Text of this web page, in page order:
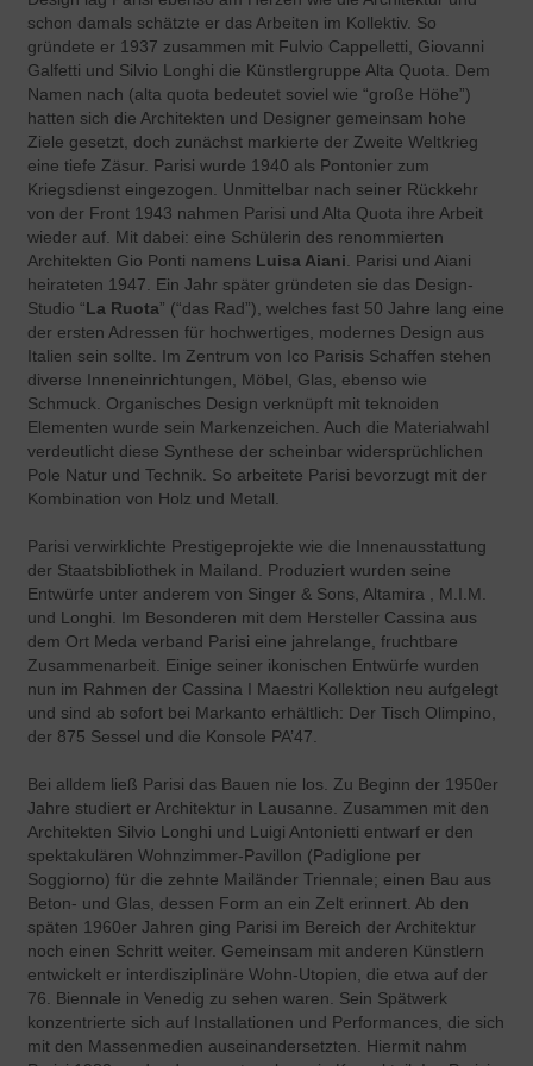
schon damals schätzte er das Arbeiten im Kollektiv. So
gründete er 1937 zusammen mit Fulvio Cappelletti, Giovanni
Galfetti und Silvio Longhi die Künstlergruppe Alta Quota. Dem
Namen nach (alta quota bedeutet soviel wie “große Höhe”)
hatten sich die Architekten und Designer gemeinsam hohe
Ziele gesetzt, doch zunächst markierte der Zweite Weltkrieg
eine tiefe Zäsur. Parisi wurde 1940 als Pontonier zum
Kriegsdienst eingezogen. Unmittelbar nach seiner Rückkehr
von der Front 1943 nahmen Parisi und Alta Quota ihre Arbeit
wieder auf. Mit dabei: eine Schülerin des renommierten
Architekten Gio Ponti namens Luisa Aiani. Parisi und Aiani
heirateten 1947. Ein Jahr später gründeten sie das Design-
Studio “La Ruota” (“das Rad”), welches fast 50 Jahre lang eine
der ersten Adressen für hochwertiges, modernes Design aus
Italien sein sollte. Im Zentrum von Ico Parisis Schaffen stehen
diverse Inneneinrichtungen, Möbel, Glas, ebenso wie
Schmuck. Organisches Design verknüpft mit teknoiden
Elementen wurde sein Markenzeichen. Auch die Materialwahl
verdeutlicht diese Synthese der scheinbar widersprüchlichen
Pole Natur und Technik. So arbeitete Parisi bevorzugt mit der
Kombination von Holz und Metall.
Parisi verwirklichte Prestigeprojekte wie die Innenausstattung
der Staatsbibliothek in Mailand. Produziert wurden seine
Entwürfe unter anderem von Singer & Sons, Altamira , M.I.M.
und Longhi. Im Besonderen mit dem Hersteller Cassina aus
dem Ort Meda verband Parisi eine jahrelange, fruchtbare
Zusammenarbeit. Einige seiner ikonischen Entwürfe wurden
nun im Rahmen der Cassina I Maestri Kollektion neu aufgelegt
und sind ab sofort bei Markanto erhältlich: Der Tisch Olimpino,
der 875 Sessel und die Konsole PA’47.
Bei alldem ließ Parisi das Bauen nie los. Zu Beginn der 1950er
Jahre studiert er Architektur in Lausanne. Zusammen mit den
Architekten Silvio Longhi und Luigi Antonietti entwarf er den
spektakulären Wohnzimmer-Pavillon (Padiglione per
Soggiorno) für die zehnte Mailänder Triennale; einen Bau aus
Beton- und Glas, dessen Form an ein Zelt erinnert. Ab den
späten 1960er Jahren ging Parisi im Bereich der Architektur
noch einen Schritt weiter. Gemeinsam mit anderen Künstlern
entwickelt er interdisziplinäre Wohn-Utopien, die etwa auf der
76. Biennale in Venedig zu sehen waren. Sein Spätwerk
konzentrierte sich auf Installationen und Performances, die sich
mit den Massenmedien auseinandersetzten. Hiermit nahm